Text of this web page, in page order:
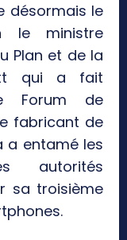
désormais le
le ministre
Plan et de la
qui a fait
Forum de
fabricant de
a entamé les
autorités
sa troisième